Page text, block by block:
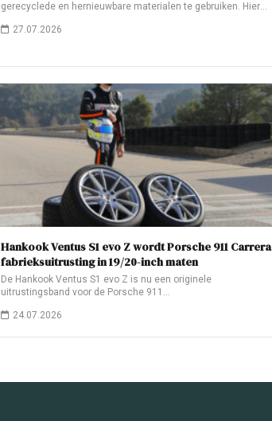
gerecyclede en hernieuwbare materialen te gebruiken. Hier
27.07.2026
Hankook Ventus S1 evo Z wordt Porsche 911 Carrera
fabrieksuitrusting in 19/20-inch maten
De Hankook Ventus S1 evo Z is nu een originele
uitrustingsband voor de Porsche 911…
24.07.2026